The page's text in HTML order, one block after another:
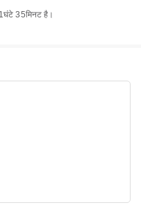
35मिनट है।